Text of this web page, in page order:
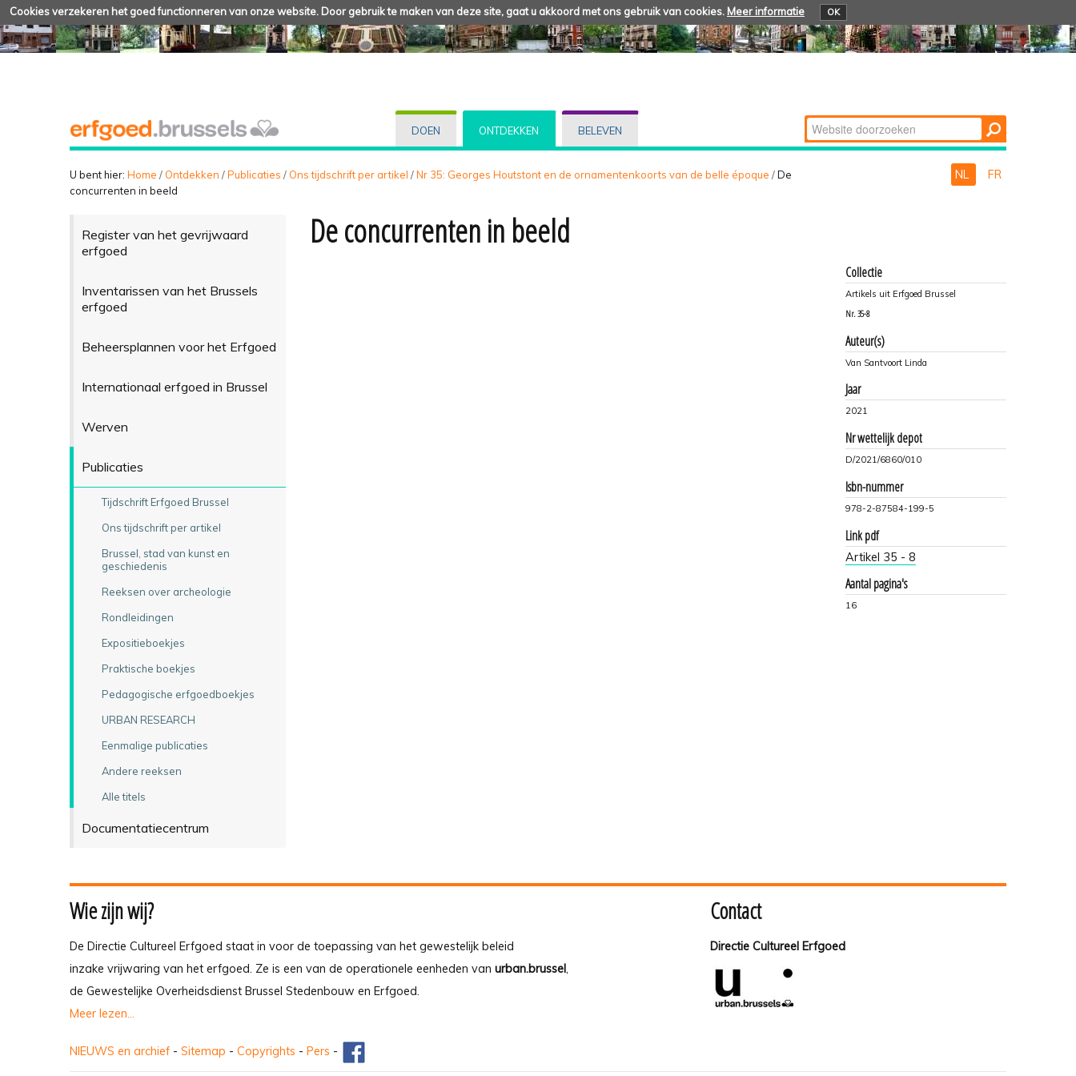
Cookies verzekeren het goed functionneren van onze website. Door gebruik te maken van deze site, gaat u akkoord met ons gebruik van cookies. Meer informatie OK
DOEN ONTDEKKEN BELEVEN Zoek
Geavanceerd
U bent hier: Home / Ontdekken /Publicaties / Ons tijdschrift per artikel /Nr 35: Georges Houtstont en de ornamentenkoorts van de belle époque /De
concurrenten in beeld
NL FR
Register van het gevrijwaard
erfgoed
Inventarissen van het Brussels
erfgoed
Beheersplannen voor het Erfgoed
Internationaal erfgoed in Brussel
Werven
Publicaties
Tijdschrift Erfgoed Brussel
Ons tijdschrift per artikel
Brussel, stad van kunst en
geschiedenis
Reeksen over archeologie
Rondleidingen
Expositieboekjes
Praktische boekjes
Pedagogische erfgoedboekjes
URBAN RESEARCH
Eenmalige publicaties
Andere reeksen
Alle titels
Documentatiecentrum
De concurrenten in beeld
Collectie
Artikels uit Erfgoed Brussel
Nr. 35-8
Auteur(s)
Van Santvoort Linda
Jaar
2021
Nr wettelijk depot
D/2021/6860/010
Isbn-nummer
978-2-87584-199-5
Link pdf
Artikel 35 - 8
Aantal pagina's
16
Wie zijn wij?
De Directie Cultureel Erfgoed staat in voor de toepassing van het gewestelijk beleid
inzake vrijwaring van het erfgoed. Ze is een van de operationele eenheden van urban.brussel,
de Gewestelijke Overheidsdienst Brussel Stedenbouw en Erfgoed.
Meer lezen...
Contact
Directie Cultureel Erfgoed
NIEUWS en archief - Sitemap - Copyrights - Pers -